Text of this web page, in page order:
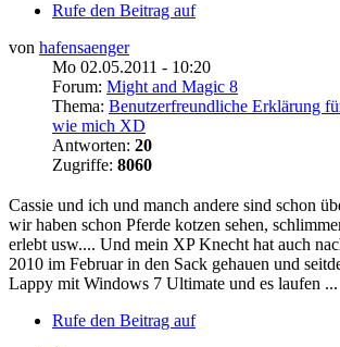
Rufe den Beitrag auf
von hafensaenger
Mo 02.05.2011 - 10:20
Forum: Might and Magic 8
Thema: Benutzerfreundliche Erklärung
wie mich XD
Antworten: 20
Zugriffe: 8060
Cassie und ich und manch andere sind schon
wir haben schon Pferde kotzen sehen,
erlebt usw.... Und mein XP Knecht hat auch
2010 im Februar in den Sack gehauen und
Lappy mit Windows 7 Ultimate und es laufen ...
Rufe den Beitrag auf